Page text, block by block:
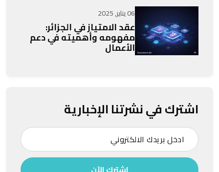
06 يناير, 2025
عقد الامتياز في الجزائر:
مفهومه وأهميته في دعم
الأعمال
اشترك في نشرتنا الإخبارية